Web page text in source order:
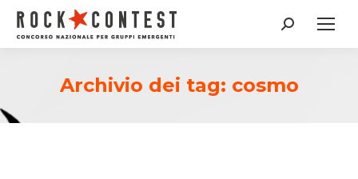
Cerca:
Archivio dei tag: cosmo